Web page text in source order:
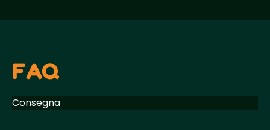
FAQ
Consegna